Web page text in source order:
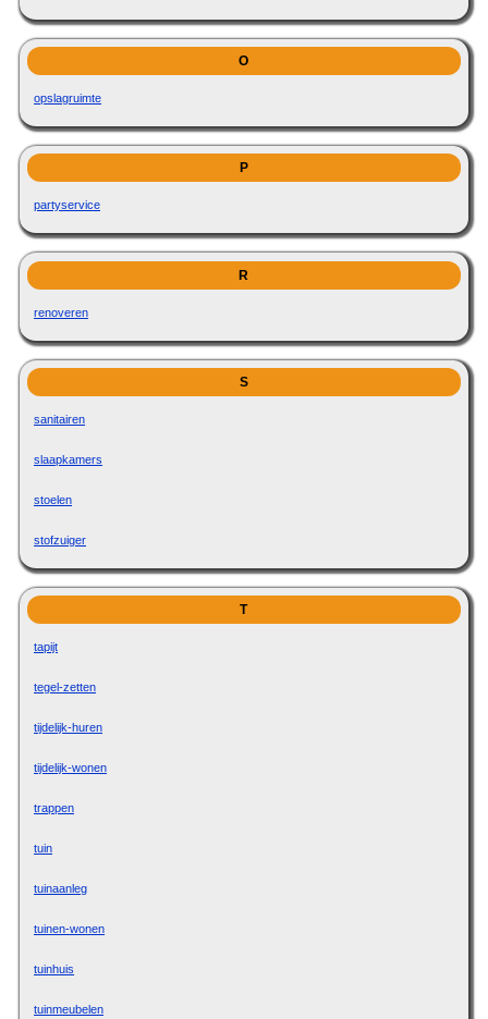
O
opslagruimte
P
partyservice
R
renoveren
S
sanitairen
slaapkamers
stoelen
stofzuiger
T
tapijt
tegel-zetten
tijdelijk-huren
tijdelijk-wonen
trappen
tuin
tuinaanleg
tuinen-wonen
tuinhuis
tuinmeubelen